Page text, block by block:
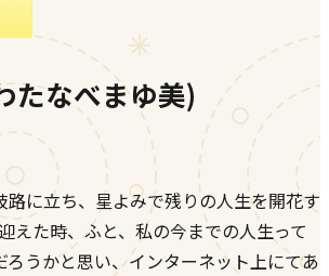
なべまゆ美)
路に立ち、星よみで残りの人生を開花す
えた時、ふと、私の今までの人生って
ろうかと思い、インターネット上にてあ